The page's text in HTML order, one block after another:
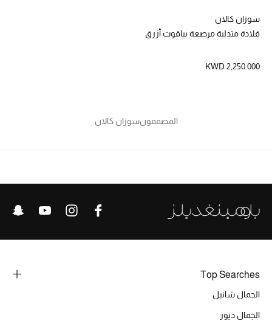
سوزان كالان
قلادة متدلية مرصعة بياقوت أزرق
KWD 2,250.000
المصممونسوزان كالان
Top Searches
الجمال شانيل
الجمال ديور